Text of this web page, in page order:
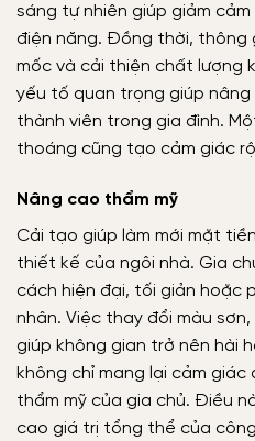
sáng tự nhiên giúp giảm
điện năng. Đồng thời, thông
mốc và cải thiện chất lượng
yếu tố quan trọng giúp
thành viên trong gia đình.
thoáng cũng tạo cảm giác
Nâng cao thẩm mỹ
Cải tạo giúp làm mới mặt
thiết kế của ngôi nhà. Gia
cách hiện đại, tối giản hoặc
nhân. Việc thay đổi màu
giúp không gian trở nên hài
không chỉ mang lại cảm
thẩm mỹ của gia chủ. Điều
cao giá trị tổng thể của